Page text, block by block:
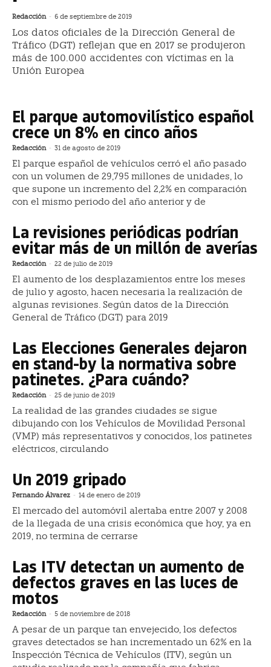
Redacción - 6 de septiembre de 2019
Los datos oficiales de la Dirección General de
Tráfico (DGT) reflejan que en 2017 se produjeron
más de 100.000 accidentes con víctimas en la
Unión Europea
El parque automovilístico español
crece un 8% en cinco años
Redacción - 31 de agosto de 2019
El parque español de vehículos cerró el año pasado
con un volumen de 29,795 millones de unidades, lo
que supone un incremento del 2,2% en comparación
con el mismo periodo del año anterior y de
La revisiones periódicas podrían
evitar más de un millón de averías
Redacción - 22 de julio de 2019
El aumento de los desplazamientos entre los meses
de julio y agosto, hacen necesaria la realización de
algunas revisiones. Según datos de la Dirección
General de Tráfico (DGT) para 2019
Las Elecciones Generales dejaron
en stand-by la normativa sobre
patinetes. ¿Para cuándo?
Redacción - 25 de junio de 2019
La realidad de las grandes ciudades se sigue
dibujando con los Vehículos de Movilidad Personal
(VMP) más representativos y conocidos, los patinetes
eléctricos, circulando
Un 2019 gripado
Fernando Álvarez - 14 de enero de 2019
El mercado del automóvil alertaba entre 2007 y 2008
de la llegada de una crisis económica que hoy, ya en
2019, no termina de cerrarse
Las ITV detectan un aumento de
defectos graves en las luces de
motos
Redacción - 5 de noviembre de 2018
A pesar de un parque tan envejecido, los defectos
graves detectados se han incrementado un 62% en la
Inspección Técnica de Vehículos (ITV), según un